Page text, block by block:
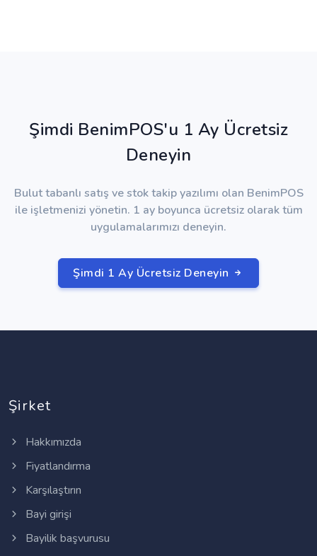
Şimdi BenimPOS'u 1 Ay Ücretsiz
Deneyin
Bulut tabanlı satış ve stok takip yazılımı olan BenimPOS
ile işletmenizi yönetin. 1 ay boyunca ücretsiz olarak tüm
uygulamalarımızı deneyin.
Şimdi 1 Ay Ücretsiz Deneyin
Şirket
Hakkımızda
Fiyatlandırma
Karşılaştırın
Bayi girişi
Bayilik başvurusu